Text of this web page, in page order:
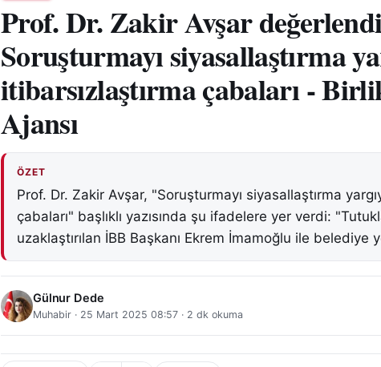
Prof. Dr. Zakir Avşar
Soruşturmayı siyasallaştırma
itibarsızlaştırma çabaları -
Ajansı
ÖZET
Prof. Dr. Zakir Avşar, "Soruşturmayı siyasallaştırma
çabaları" başlıklı yazısında şu ifadelere yer verdi:
uzaklaştırılan İBB Başkanı Ekrem İmamoğlu ile belediye
Gülnur Dede
Muhabir · 25 Mart 2025 08:57 · 2 dk okuma